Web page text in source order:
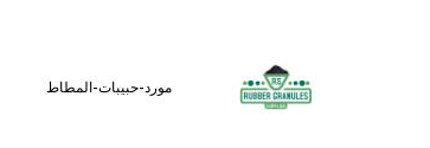
مورد-حبيبات-المطاط